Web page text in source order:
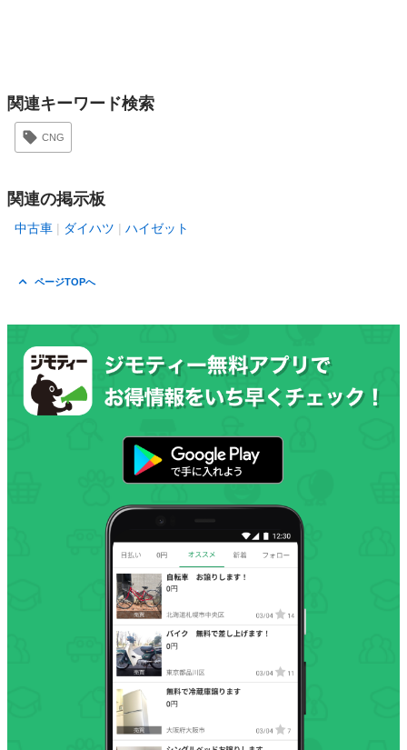
関連キーワード検索
CNG
関連の掲示板
中古車 ダイハツ ハイゼット
ページTOPへ